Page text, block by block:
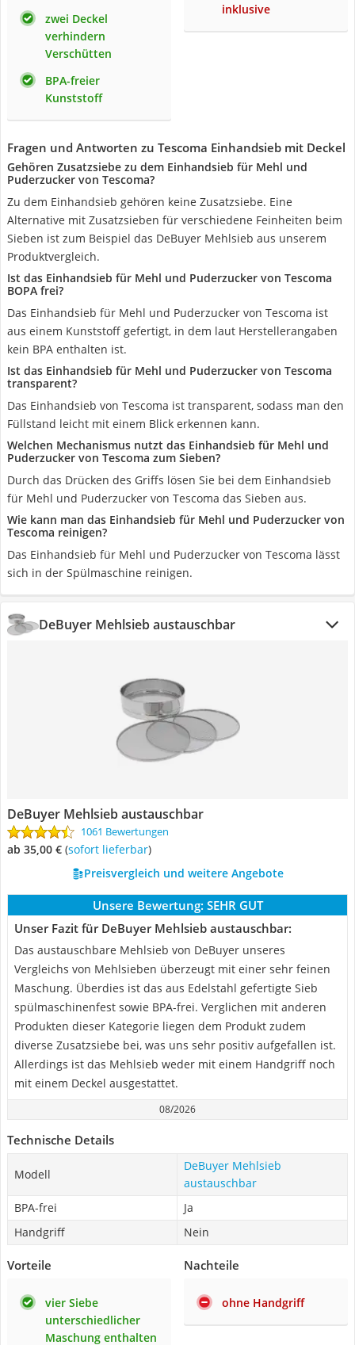
zwei Deckel
verhindern
Verschütten
BPA-freier
Kunststoff
inklusive
Fragen und Antworten zu Tescoma Einhandsieb mit Deckel
Gehören Zusatzsiebe zu dem Einhandsieb für Mehl und
Puderzucker von Tescoma?
Zu dem Einhandsieb gehören keine Zusatzsiebe. Eine
Alternative mit Zusatzsieben für verschiedene Feinheiten beim
Sieben ist zum Beispiel das DeBuyer Mehlsieb aus unserem
Produktvergleich.
Ist das Einhandsieb für Mehl und Puderzucker von Tescoma
BOPA frei?
Das Einhandsieb für Mehl und Puderzucker von Tescoma ist
aus einem Kunststoff gefertigt, in dem laut Herstellerangaben
kein BPA enthalten ist.
Ist das Einhandsieb für Mehl und Puderzucker von Tescoma
transparent?
Das Einhandsieb von Tescoma ist transparent, sodass man den
Füllstand leicht mit einem Blick erkennen kann.
Welchen Mechanismus nutzt das Einhandsieb für Mehl und
Puderzucker von Tescoma zum Sieben?
Durch das Drücken des Griffs lösen Sie bei dem Einhandsieb
für Mehl und Puderzucker von Tescoma das Sieben aus.
Wie kann man das Einhandsieb für Mehl und Puderzucker von
Tescoma reinigen?
Das Einhandsieb für Mehl und Puderzucker von Tescoma lässt
sich in der Spülmaschine reinigen.
DeBuyer Mehlsieb austauschbar
DeBuyer Mehlsieb austauschbar
1061 Bewertungen
ab 35,00 € ( Sofort lieferbar)
Preisvergleich und weitere Angebote
Unsere Bewertung: SEHR GUT
Unser Fazit für DeBuyer Mehlsieb austauschbar:
Das austauschbare Mehlsieb von DeBuyer unseres
Vergleichs von Mehlsieben überzeugt mit einer sehr feinen
Maschung. Überdies ist das aus Edelstahl gefertigte Sieb
spülmaschinenfest sowie BPA-frei. Verglichen mit anderen
Produkten dieser Kategorie liegen dem Produkt zudem
diverse Zusatzsiebe bei, was uns sehr positiv aufgefallen ist.
Allerdings ist das Mehlsieb weder mit einem Handgriff noch
mit einem Deckel ausgestattet.
08/2026
Technische Details
Modell
DeBuyer Mehlsieb
austauschbar
BPA-frei
Ja
Handgriff
Nein
Vorteile
vier Siebe
unterschiedlicher
Maschung enthalten
Nachteile
ohne Handgriff